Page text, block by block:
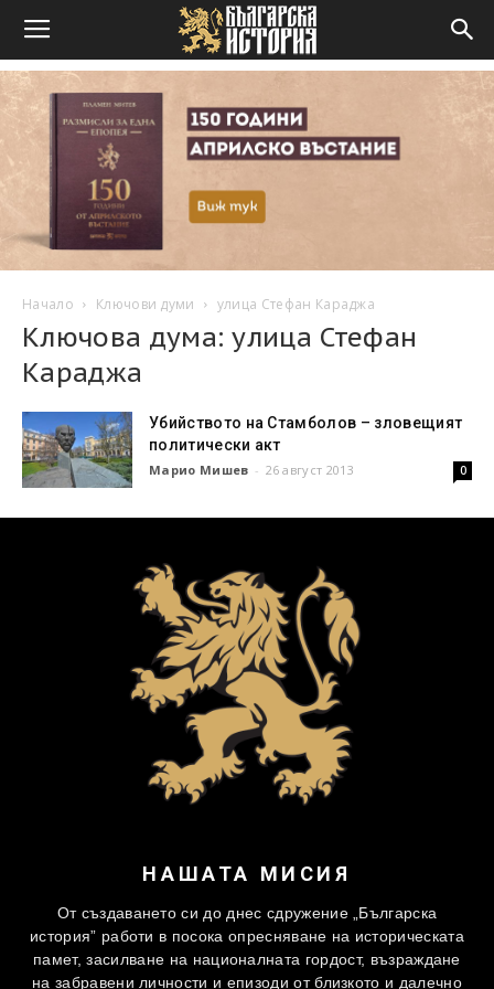
Начало Ключови думи улица Стефан Караджа
Ключова дума: улица Стефан
Караджа
Убийството на Стамболов – зловещият
политически акт
Марио Мишев - 26 август 2013 0
НАШАТА МИСИЯ
От създаването си до днес сдружение „Българска
история” работи в посока опресняване на историческата
памет, засилване на националната гордост, възраждане
на забравени личности и епизоди от близкото и далечно